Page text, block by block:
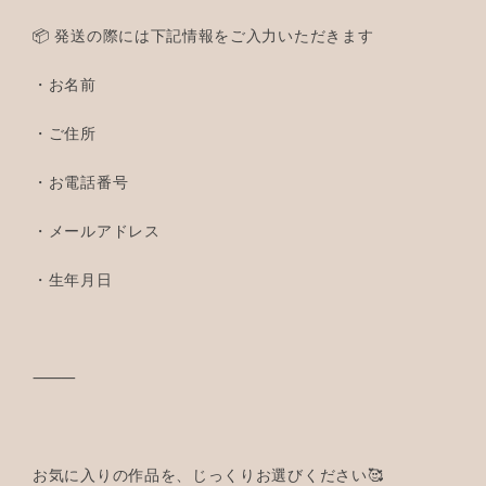
📦 発送の際には下記情報をご入力いただきます
・お名前
・ご住所
・お電話番号
・メールアドレス
・生年月日
⸻
お気に入りの作品を、じっくりお選びください🥰